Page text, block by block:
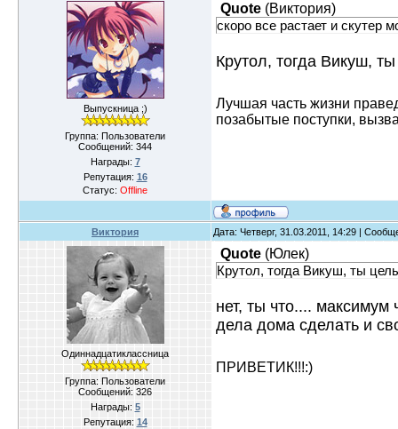
Выпускница ;)
Группа: Пользователи
Сообщений: 344
Награды: 7
Репутация: 16
Статус: Offline
Quote (Виктория)
скоро все растает и скутер
Крутол, тогда Викуш,
Лучшая часть жизни
позабытые поступки,
Виктория Дата: Четверг, 31.03.2011, 14:29 |
Одиннадцатиклассница
Группа: Пользователи
Сообщений: 326
Награды: 5
Репутация: 14
Quote (Юлек)
Крутол, тогда Викуш, ты
нет, ты что.... максимум
дела дома сделать и
ПРИВЕТИК!!!:)